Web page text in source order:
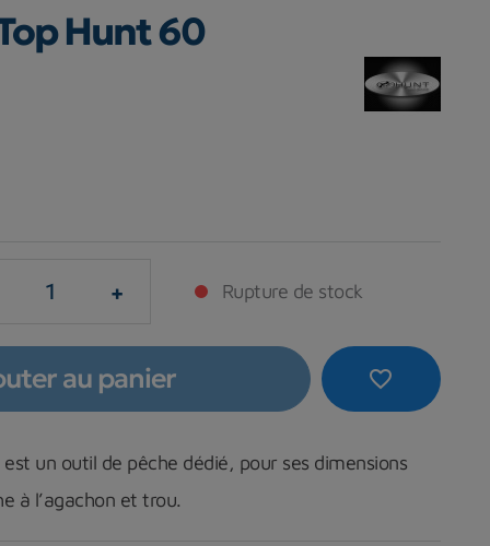
Hunt 60
+ Rupture de stock
favorite_border
au panier
est un outil de pêche dédié, pour ses dimensions
à l’agachon et trou.